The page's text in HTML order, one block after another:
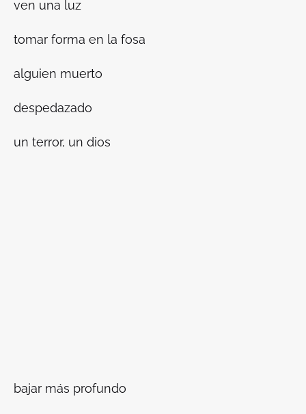
ven una luz
tomar forma en la fosa
alguien muerto
despedazado
un terror, un dios
bajar más profundo